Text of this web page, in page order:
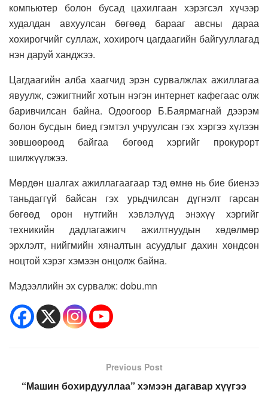
компьютер болон бусад цахилгаан хэрэгсэл хүчээр
худалдан авхуулсан бөгөөд барааг авсны дараа
хохирогчийг суллаж, хохирогч цагдаагийн байгууллагад
нэн даруй ханджээ.
Цагдаагийн алба хаагчид эрэн сурвалжлах ажиллагаа
явуулж, сэжигтнийг хотын нэгэн интернет кафегаас олж
баривчилсан байна. Одоогоор Б.Баярмагнай дээрэм
болон бусдын биед гэмтэл учруулсан гэх хэргээ хүлээн
зөвшөөрөөд байгаа бөгөөд хэргийг прокурорт
шилжүүлжээ.
Мөрдөн шалгах ажиллагаагаар тэд өмнө нь бие биенээ
таньдаггүй байсан гэх урьдчилсан дүгнэлт гарсан
бөгөөд орон нутгийн хэвлэлүүд энэхүү хэргийг
техникийн дадлагажигч ажилтнуудын хөдөлмөр
эрхлэлт, нийгмийн хяналтын асуудлыг дахин хөндсөн
ноцтой хэрэг хэмээн онцолж байна.
Мэдээллийн эх сурвалж: dobu.mn
Previous Post
“Машин бохирдууллаа” хэмээн дагавар хүүгээ